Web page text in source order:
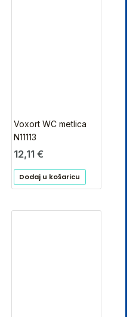
Voxort WC metlica
N11113
12,11 €
Dodaj u košaricu